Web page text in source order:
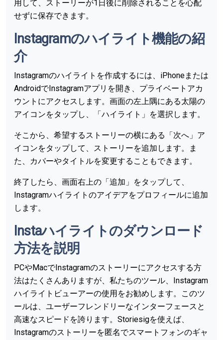
用して、ストーリーが1日後に削除されることを心配
せずに保存できます。
Instagramのハイライト機能の紹
介
Instagramのハイライトを作成するには、iPhoneまたは
AndroidでInstagramアプリを開き、プライベートアカ
ウントにアクセスします。画面の左上隅にある太陽の
アイコンをタップし、「ハイライト」を選択します。
そこから、希望するストーリーの横にある「次へ」ア
イコンをタップして、ストーリーを追加します。ま
た、カバーやタイトルを変更することもできます。
終了したら、画面右上の「追加」をタップして、
Instagramハイライトのアイデアをプロフィールに追加
します。
Instaハイライトのダウンロード
方法を説明
PCやMacでInstagramのストーリーにアクセスする方
法はたくさんありますが、私たちのツール、Instagram
ハイライトビューアーの使用をお勧めします。このツ
ールは、ユーザーフレンドリーなインターフェースと
高速なスピードを誇ります。Storiesigを使えば、
Instagramのストーリーを匿名でスマートフォンのギャ